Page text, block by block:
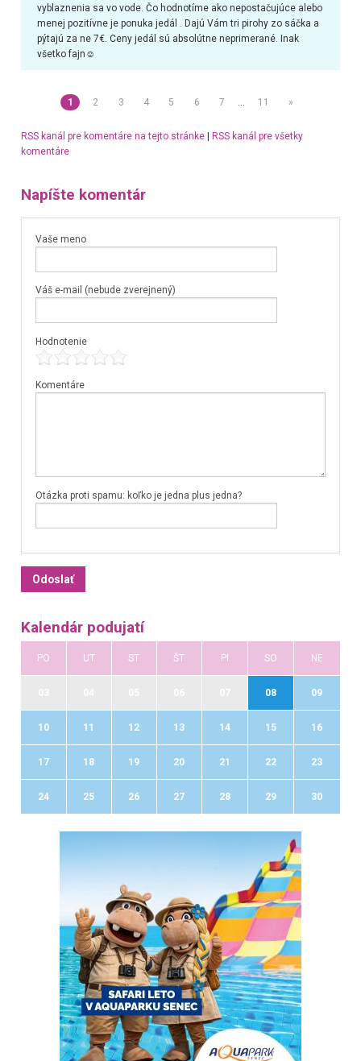
vyblaznenia sa vo vode. Čo hodnotíme ako nepostačujúce alebo
menej pozitívne je ponuka jedál . Dajú Vám tri pirohy zo sáčka a
pýtajú za ne 7€. Ceny jedál sú absolútne neprimerané. Inak
všetko fajn☺️
1 2 3 4 5 6 7 11 »
RSS kanál pre komentáre na tejto stránke|
RSS kanál pre všetky
komentáre
Napíšte komentár
Vaše meno
Váš e-mail (nebude zverejnený)
Hodnotenie
Komentáre
Otázka proti spamu: koľko je jedna plus jedna?
Kalendár podujatí
PO UT ST ŠT PI SO NE
08 09
10 11 12 13 14 15 16
17 18 19 20 21 22 23
24 25 26 27 28 29 30